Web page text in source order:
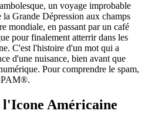
un voyage improbable
la Grande Dépression aux champs
mondiale, en passant par un café
pour finalement atterrir dans les
C'est l'histoire d'un mot qui a
d'une nuisance, bien avant que
Pour comprendre le spam,
Américaine